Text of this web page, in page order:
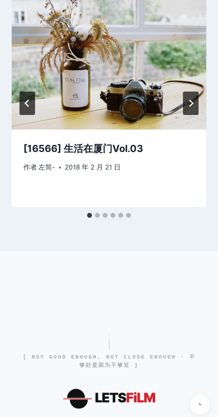
[16566] 生活在厦门Vol.03
作者左简- 2018 年 2 月 21 日
[ NOT GOOD ENOUGH, NOT CLOSE ENOUGH · 不
够好是因为不够近 ]
LETSFiLM